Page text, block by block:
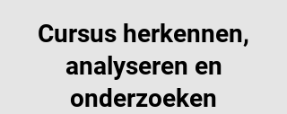
Cursus herkennen,
analyseren en
onderzoeken